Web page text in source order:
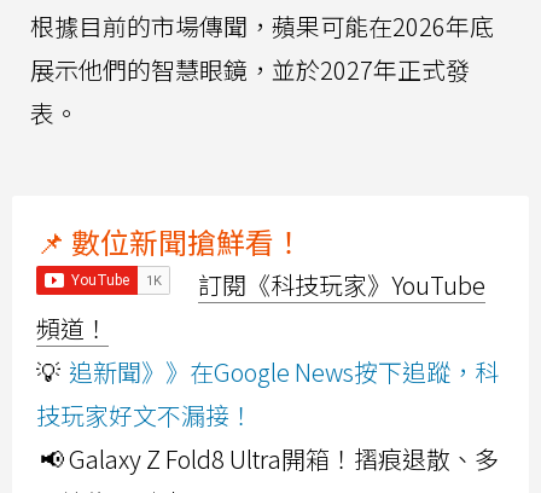
根據目前的市場傳聞，蘋果可能在2026年底
展示他們的智慧眼鏡，並於2027年正式發
表。
📌 數位新聞搶鮮看！
訂閱《科技玩家》YouTube
頻道！
💡 追新聞》》在Google News按下追蹤，科
技玩家好文不漏接！
📢 Galaxy Z Fold8 Ultra開箱！摺痕退散、多